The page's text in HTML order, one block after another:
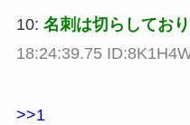
10: 名刺は切らしてお
18:24:39.75
>>1